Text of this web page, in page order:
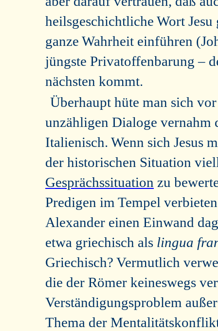
heilsgeschichtliche Wort
ganze Wahrheit einführen
jüngste Privatoffenbarung –
nächsten kommt.
Überhaupt hüte man sich
unzähligen Dialoge vernahm
Italienisch. Wenn sich Jesus
der historischen Situation
Gesprächssituation zu
Predigen im Tempel
Alexander einen Einwand
etwa griechisch als lingua
Griechisch? Vermutlich
die der Römer keineswegs
Verständigungsproblem
Thema der